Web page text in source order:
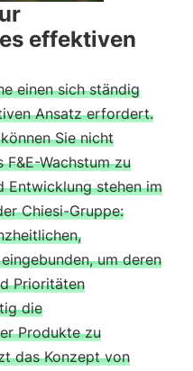
effektiven
einen sich ständig
Ansatz erfordert.
Sie nicht
Wachstum zu
Entwicklung stehen im
Chiesi-Gruppe:
um deren
Prioritäten
die
Produkte zu
das Konzept von